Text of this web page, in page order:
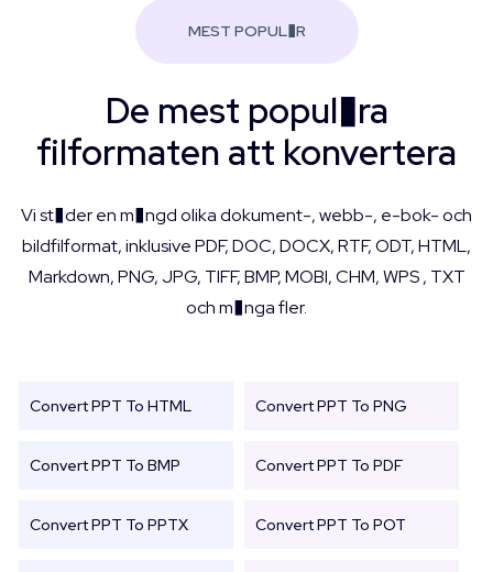
MEST POPUL�R
De mest popul�ra
filformaten att konvertera
Vi st�der en m�ngd olika dokument-, webb-, e-bok- och
bildfilformat, inklusive PDF, DOC, DOCX, RTF, ODT, HTML,
Markdown, PNG, JPG, TIFF, BMP, MOBI, CHM, WPS , TXT
och m�nga fler.
Convert PPT To HTML Convert PPT To PNG
Convert PPT To BMP Convert PPT To PDF
Convert PPT To PPTX Convert PPT To POT